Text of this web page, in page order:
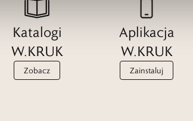
Katalogi
W.KRUK
Zobacz
Aplikacja
W.KRUK
Zainstaluj